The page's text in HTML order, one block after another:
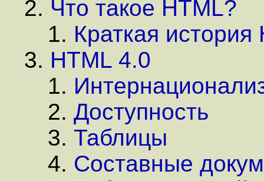
Что такое HTML?
Краткая история
HTML 4.0
Доступность
Таблицы
Составные